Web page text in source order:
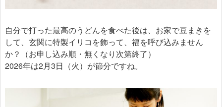
自分で打った最高のうどんを食べた後は、お家で豆まきを
して、玄関に特製イリコを飾って、福を呼び込みません
か？（お申し込み順・無くなり次第終了）
2026年は2月3日（火）が節分ですね。